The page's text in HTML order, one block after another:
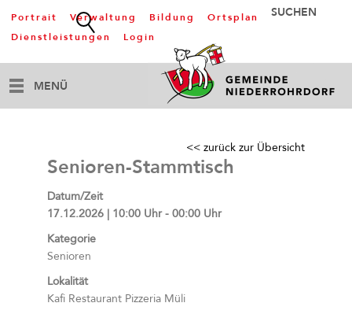
Portrait Verwaltung Bildung
Ortsplan
Dienstleistungen
Login
MENÜ
<< zurück zur Übersicht
Senioren-Stammtisch
Datum/Zeit
17.12.2026 | 10:00 Uhr - 00:00 Uhr
Kategorie
Senioren
Lokalität
Kafi Restaurant Pizzeria Müli